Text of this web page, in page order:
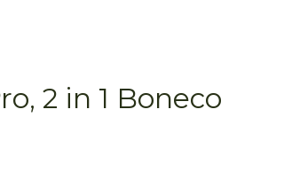
2 in 1 Boneco